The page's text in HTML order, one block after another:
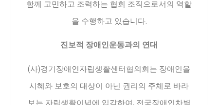
함께 고민하고 조력하는 협회 조직으로서의 역할
을 수행하고 있습니다.
진보적 장애인운동과의 연대
(사)경기장애인자립생활센터협의회는 장애인을
시혜와 보호의 대상이 아닌 권리의 주체로 바라
보는 자립생활이념에 입각하여, 전국장애인차별